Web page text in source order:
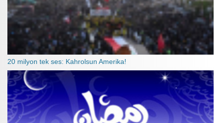
20 milyon tek ses: Kahrolsun Amerika!